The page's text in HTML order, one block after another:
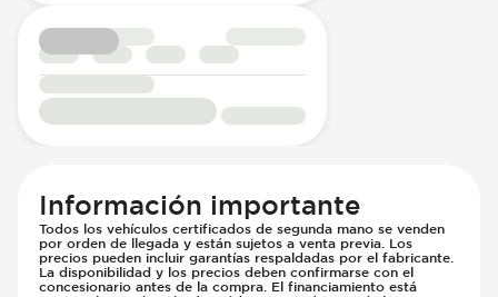
Información importante
Todos los vehículos certificados de segunda mano se venden
por orden de llegada y están sujetos a venta previa. Los
precios pueden incluir garantías respaldadas por el fabricante.
La disponibilidad y los precios deben confirmarse con el
concesionario antes de la compra. El financiamiento está